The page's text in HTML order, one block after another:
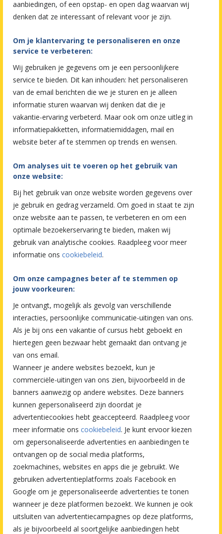
aanbiedingen, of een opstap- en open dag waarvan wij
denken dat ze interessant of relevant voor je zijn.
Om je klantervaring te personaliseren en onze
service te verbeteren:
Wij gebruiken je gegevens om je een persoonlijkere
service te bieden. Dit kan inhouden: het personaliseren
van de email berichten die we je sturen en je alleen
informatie sturen waarvan wij denken dat die je
vakantie-ervaring verbeterd. Maar ook om onze uitleg in
informatiepakketten, informatiemiddagen, mail en
website beter af te stemmen op trends en wensen.
Om analyses uit te voeren op het gebruik van
onze website:
Bij het gebruik van onze website worden gegevens over
je gebruik en gedrag verzameld. Om goed in staat te zijn
onze website aan te passen, te verbeteren en om een
optimale bezoekerservaring te bieden, maken wij
gebruik van analytische cookies. Raadpleeg voor meer
informatie ons cookiebeleid.
Om onze campagnes beter af te stemmen op
jouw voorkeuren:
Je ontvangt, mogelijk als gevolg van verschillende
interacties, persoonlijke communicatie-uitingen van ons.
Als je bij ons een vakantie of cursus hebt geboekt en
hiertegen geen bezwaar hebt gemaakt dan ontvang je
van ons email.
Wanneer je andere websites bezoekt, kun je
commerciële-uitingen van ons zien, bijvoorbeeld in de
banners aanwezig op andere websites. Deze banners
kunnen gepersonaliseerd zijn doordat je
advertentiecookies hebt geaccepteerd. Raadpleeg voor
meer informatie ons cookiebeleid. Je kunt ervoor kiezen
om gepersonaliseerde advertenties en aanbiedingen te
ontvangen op de social media platforms,
zoekmachines, websites en apps die je gebruikt. We
gebruiken advertentieplatforms zoals Facebook en
Google om je gepersonaliseerde advertenties te tonen
wanneer je deze platformen bezoekt. We kunnen je ook
uitsluiten van advertentiecampagnes op deze platforms,
als je bijvoorbeeld al soortgelijke aanbiedingen hebt